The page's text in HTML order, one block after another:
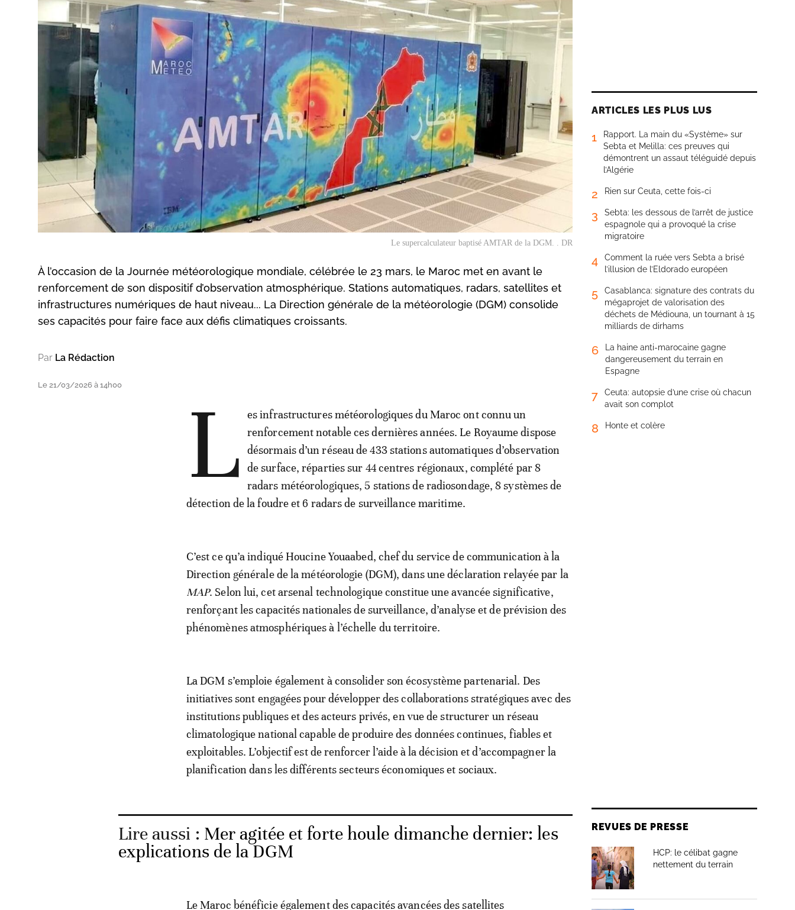
Le supercalculateur baptisé AMTAR de la DGM. . DR
À l’occasion de la Journée météorologique mondiale, célébrée le 23 mars, le Maroc met en avant le
renforcement de son dispositif d’observation atmosphérique. Stations automatiques, radars, satellites et
infrastructures numériques de haut niveau... La Direction générale de la météorologie (DGM) consolide
ses capacités pour faire face aux défis climatiques croissants.
Par La Rédaction
Le 21/03/2026 à 14h00 L
es infrastructures météorologiques du Maroc ont connu un
renforcement notable ces dernières années. Le Royaume dispose
désormais d’un réseau de 433 stations automatiques d’observation
de surface, réparties sur 44 centres régionaux, complété par 8
radars météorologiques, 5 stations de radiosondage, 8 systèmes de
détection de la foudre et 6 radars de surveillance maritime.
C’est ce qu’a indiqué Houcine Youaabed, chef du service de communication à la
Direction générale de la météorologie (DGM), dans une déclaration relayée par la
MAP. Selon lui, cet arsenal technologique constitue une avancée significative,
renforçant les capacités nationales de surveillance, d’analyse et de prévision des
phénomènes atmosphériques à l’échelle du territoire.
La DGM s’emploie également à consolider son écosystème partenarial. Des
initiatives sont engagées pour développer des collaborations stratégiques avec des
institutions publiques et des acteurs privés, en vue de structurer un réseau
climatologique national capable de produire des données continues, fiables et
exploitables. L’objectif est de renforcer l’aide à la décision et d’accompagner la
planification dans les différents secteurs économiques et sociaux.
Lire aussi : Mer agitée et forte houle dimanche dernier: les
explications de la DGM
Le Maroc bénéficie également des capacités avancées des satellites
ARTICLES LES PLUS LUS
1
Rapport. La main du «Système» sur
Sebta et Melilla: ces preuves qui
démontrent un assaut téléguidé depuis
l’Algérie
2 Rien sur Ceuta, cette fois-ci
3
Sebta: les dessous de l’arrêt de justice
espagnole qui a provoqué la crise
migratoire
4
Comment la ruée vers Sebta a brisé
l’illusion de l’Eldorado européen
5
Casablanca: signature des contrats du
mégaprojet de valorisation des
déchets de Médiouna, un tournant à 15
milliards de dirhams
6
La haine anti-marocaine gagne
dangereusement du terrain en
Espagne
7
Ceuta: autopsie d’une crise où chacun
avait son complot
8 Honte et colère
REVUES DE PRESSE
HCP: le célibat gagne
nettement du terrain